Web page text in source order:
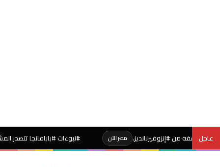
عاجل مصر الآن #نبوءات #بابافانجا تتصدر المشهد من